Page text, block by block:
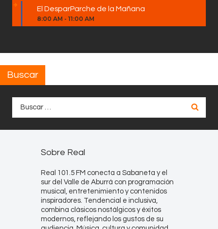
El DesparParche de la Mañana
8:00 AM - 11:00 AM
Buscar
Sobre Real
Real 101.5 FM conecta a Sabaneta y el
sur del Valle de Aburrá con programación
musical, entretenimiento y contenidos
inspiradores. Tendencial e inclusiva,
combina clásicos nostálgicos y éxitos
modernos, reflejando los gustos de su